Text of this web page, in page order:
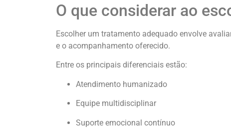
O que considerar ao
Escolher um tratamento adequado envolve
e o acompanhamento oferecido.
Entre os principais diferenciais estão:
Atendimento humanizado
Equipe multidisciplinar
Suporte emocional contínuo